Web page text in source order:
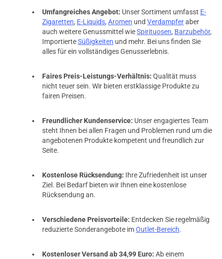
Umfangreiches Angebot: Unser Sortiment umfasst E-
Zigaretten, E-Liquids, Aromen und Verdampferaber
auch weitere Genussmittel wieSpirituosen, Barzubehör,
ImportierteSüßigkeiten und mehr. Bei uns finden Sie
alles für ein vollständiges Genusserlebnis.
Faires Preis-Leistungs-Verhältnis: Qualität muss
nicht teuer sein. Wir bieten erstklassige Produkte zu
fairen Preisen.
Freundlicher Kundenservice: Unser engagiertes Team
steht Ihnen bei allen Fragen und Problemen rund um die
angebotenen Produkte kompetent und freundlich zur
Seite.
Kostenlose Rücksendung: Ihre Zufriedenheit ist unser
Ziel. Bei Bedarf bieten wir Ihnen eine kostenlose
Rücksendung an.
Verschiedene Preisvorteile: Entdecken Sie regelmäßig
reduzierte Sonderangebote imOutlet-Bereich.
Kostenloser Versand ab 34,99 Euro: Ab einem